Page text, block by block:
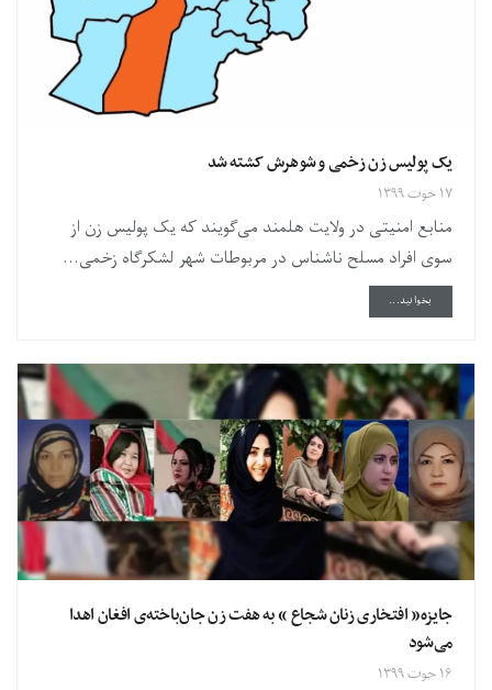
یک پولیس زن زخمی و شوهرش کشته شد
۱۷ حوت ۱۳۹۹
منابع امنیتی در ولایت هلمند می‌گویند که یک پولیس زن از
سوی افراد مسلح ناشناس در مربوطات شهر لشکرگاه زخمی...
بخوانید...
جایزه«‌ افتخاری زنان شجاع » به هفت زن جان‌باخته‌ی افغان اهدا
می‌شود
۱۶ حوت ۱۳۹۹